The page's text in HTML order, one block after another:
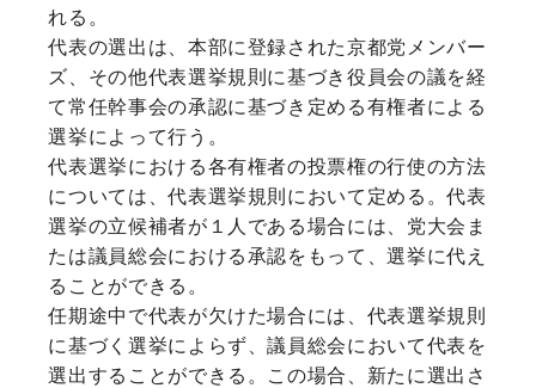
れる。
代表の選出は、本部に登録された京都党メンバー
ズ、その他代表選挙規則に基づき役員会の議を経
て常任幹事会の承認に基づき定める有権者による
選挙によって行う。
代表選挙における各有権者の投票権の行使の方法
については、代表選挙規則において定める。代表
選挙の立候補者が１人である場合には、党大会ま
たは議員総会における承認をもって、選挙に代え
ることができる。
任期途中で代表が欠けた場合には、代表選挙規則
に基づく選挙によらず、議員総会において代表を
選出することができる。この場合、新たに選出さ